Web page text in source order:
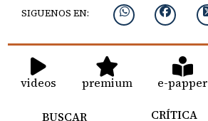
SIGUENOS EN:
videos premium e-papper
BUSCAR
CRÍTICA